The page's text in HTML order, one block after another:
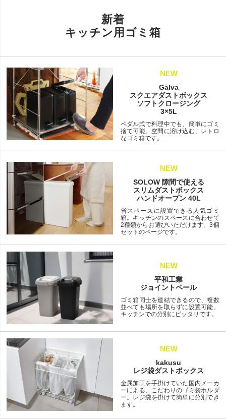
新着
キッチン用ゴミ箱
NEW
Galva
スクエアダストボックス
ソフトクロージング
3×5L
ペダル式で料理中でも、簡単にゴミ
捨て可能。空間に溶け込む、レトロ
なゴミ箱です。
NEW
SOLOW 隙間で使える
スリムダストボックス
ハンドオープン 40L
省スペースに設置できる人気ゴミ
箱。キッチンのスペースに合わせて
2種類からお選びいただけます。3個
セットのページです。
NEW
平和工業
ジョイントペール
ゴミ箱同士を連結できるので、複数
並べても場所を取らずに設置可能。
キッチンでの分別にピッタリです。
NEW
kakusu
レジ袋ダストボックス
金属加工を手掛けていた国内メーカ
ーによる、こだわりのゴミ袋ホルダ
ー。レジ袋を掛けて簡単に分別でき
ます。